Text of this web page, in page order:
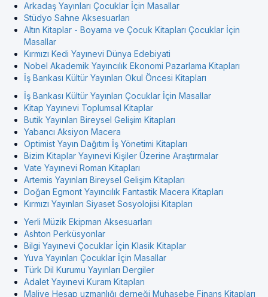
Arkadaş Yayınları Çocuklar İçin Masallar
Stüdyo Sahne Aksesuarları
Altın Kitaplar - Boyama ve Çocuk Kitapları Çocuklar İçin
Masallar
Kırmızı Kedi Yayınevi Dünya Edebiyati
Nobel Akademik Yayıncılık Ekonomi Pazarlama Kitapları
İş Bankası Kültür Yayınları Okul Öncesi Kitapları
İş Bankası Kültür Yayınları Çocuklar İçin Masallar
Kitap Yayınevi Toplumsal Kitaplar
Butik Yayınları Bireysel Gelişim Kitapları
Yabancı Aksiyon Macera
Optimist Yayın Dağıtım İş Yönetimi Kitapları
Bizim Kitaplar Yayınevi Kişiler Üzerine Araştırmalar
Vate Yayınevi Roman Kitapları
Artemis Yayınları Bireysel Gelişim Kitapları
Doğan Egmont Yayıncılık Fantastik Macera Kitapları
Kırmızı Yayınları Siyaset Sosyolojisi Kitapları
Yerli Müzik Ekipman Aksesuarları
Ashton Perküsyonlar
Bilgi Yayınevi Çocuklar İçin Klasik Kitaplar
Yuva Yayınları Çocuklar İçin Masallar
Türk Dil Kurumu Yayınları Dergiler
Adalet Yayınevi Kuram Kitapları
Maliye Hesap uzmanlığı derneği Muhasebe Finans Kitapları